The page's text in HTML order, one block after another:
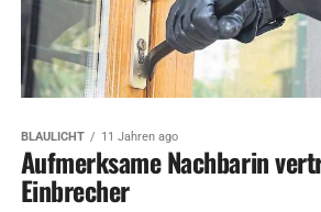
BLAULICHT 11 Jahren ago
Aufmerksame Nachbarin
Einbrecher